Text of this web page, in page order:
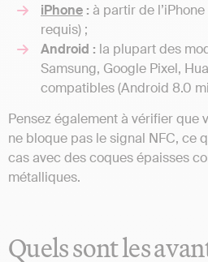
iPhone : à partir de
requis) ;
Android : la plupart des
Samsung, Google Pixel,
compatibles (Android 8.0
Pensez également à vérifier que
ne bloque pas le signal NFC, ce
cas avec des coques épaisses
métalliques.
Quels sont les